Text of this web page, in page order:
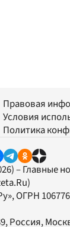
Правовая
Условия
Политика
– Главные
, ОГРН
Россия,